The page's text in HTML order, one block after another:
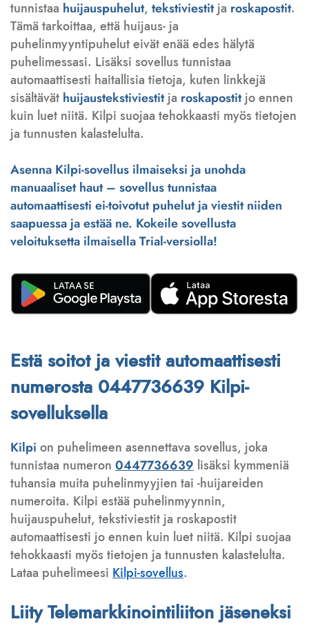
tunnistaa huijauspuhelut, tekstiviestitja roskapostit.
Tämä tarkoittaa, että huijaus- ja
puhelinmyyntipuhelut eivät enää edes hälytä
puhelimessasi. Lisäksi sovellus tunnistaa
automaattisesti haitallisia tietoja, kuten linkkejä
sisältävät huijaustekstiviestitja roskapostitjo ennen
kuin luet niitä. Kilpi suojaa tehokkaasti myös tietojen
ja tunnusten kalastelulta.
Asenna Kilpi-sovellus ilmaiseksi ja unohda
manuaaliset haut – sovellus tunnistaa
automaattisesti ei-toivotut puhelut ja viestit niiden
saapuessa ja estää ne. Kokeile sovellusta
veloituksetta ilmaisella Trial-versiolla!
Estä soitot ja viestit automaattisesti
numerosta 0447736639 Kilpi-
sovelluksella
Kilpi on puhelimeen asennettava sovellus, joka
tunnistaa numeron 0447736639 lisäksi kymmeniä
tuhansia muita puhelinmyyjien tai -huijareiden
numeroita. Kilpi estää puhelinmyynnin,
huijauspuhelut, tekstiviestit ja roskapostit
automaattisesti jo ennen kuin luet niitä. Kilpi suojaa
tehokkaasti myös tietojen ja tunnusten kalastelulta.
Lataa puhelimeesi Kilpi-sovellus.
Liity Telemarkkinointiliiton jäseneksi